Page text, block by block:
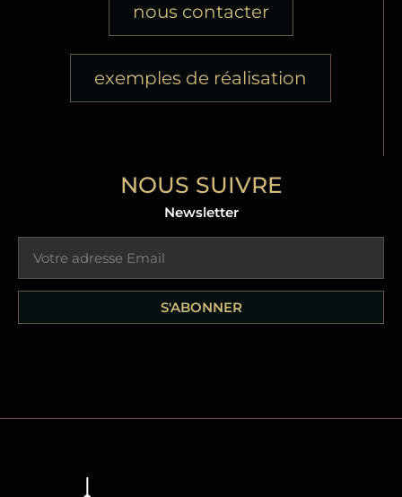
nous contacter
exemples de réalisation
NOUS SUIVRE
Newsletter
S'ABONNER